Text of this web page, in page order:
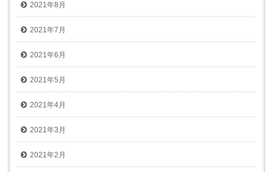
2021年8月
2021年7月
2021年6月
2021年5月
2021年4月
2021年3月
2021年2月